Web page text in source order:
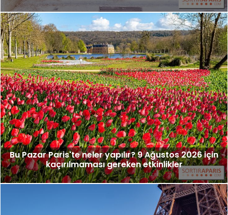
Bu Pazar Paris'te neler yapılır? 9 Ağustos 2026 için
kaçırılmaması gereken etkinlikler